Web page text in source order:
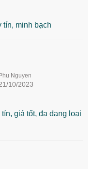
tín, minh bạch
Nguyen
10/2023
giá tốt, đa dạng loại